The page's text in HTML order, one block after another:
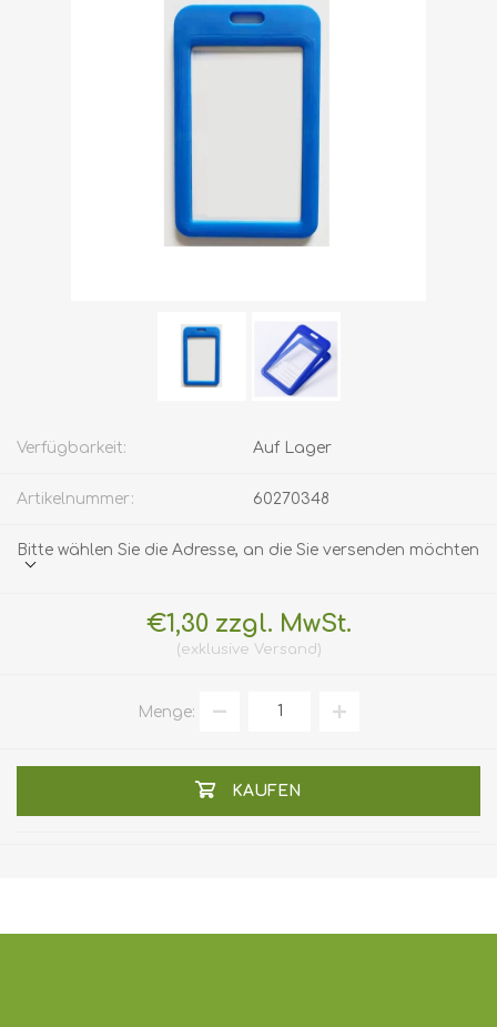
Verfügbarkeit: Auf Lager
Artikelnummer: 60270348
Bitte wählen Sie die Adresse, an die Sie versenden möchten
€1,30 zzgl. MwSt.
exklusive Versand
Menge:
KAUFEN